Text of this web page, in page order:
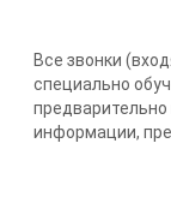
Все звонки
специально
информации,